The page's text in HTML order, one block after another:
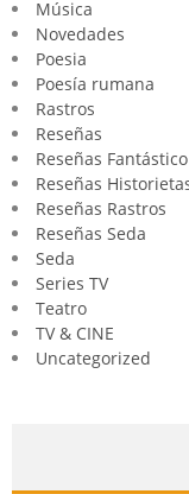
Música
Novedades
Poesia
Poesía rumana
Rastros
Reseñas
Reseñas Fantástico
Reseñas
Reseñas Rastros
Reseñas Seda
Seda
Series TV
Teatro
TV & CINE
Uncategorized